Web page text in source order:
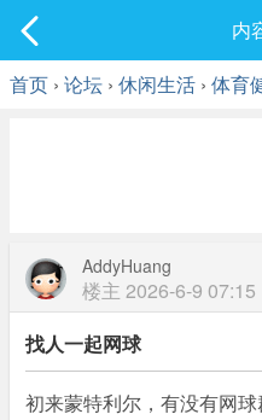
内
首页 › 论坛 › 休闲生活 › 体育
AddyHuang
楼主 2026-6-9 07:15
找人一起网球
初来蒙特利尔，有没有网